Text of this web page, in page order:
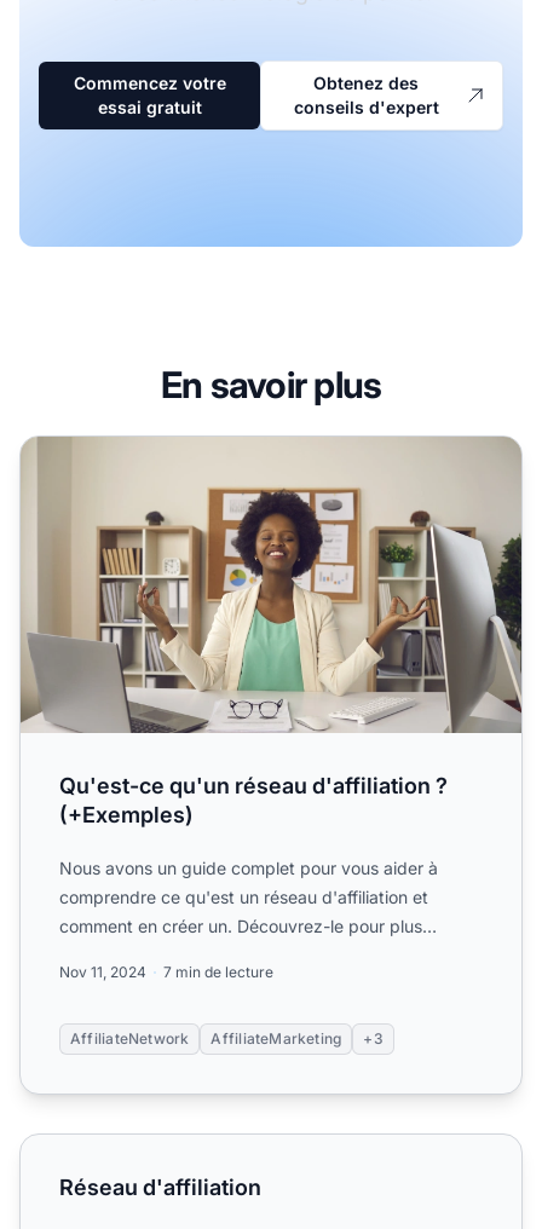
Commencez votre
essai gratuit
Obtenez des
conseils d'expert
En savoir plus
Qu'est-ce qu'un réseau d'affiliation ? (+Exemples)
Qu'est-ce qu'un réseau d'affiliation ?
(+Exemples)
Nous avons un guide complet pour vous aider à
comprendre ce qu'est un réseau d'affiliation et
comment en créer un. Découvrez-le pour plus
Nov 11, 2024 7 min de lecture
AffiliateNetwork AffiliateMarketing +3
Réseau d'affiliation
Réseau d'affiliation